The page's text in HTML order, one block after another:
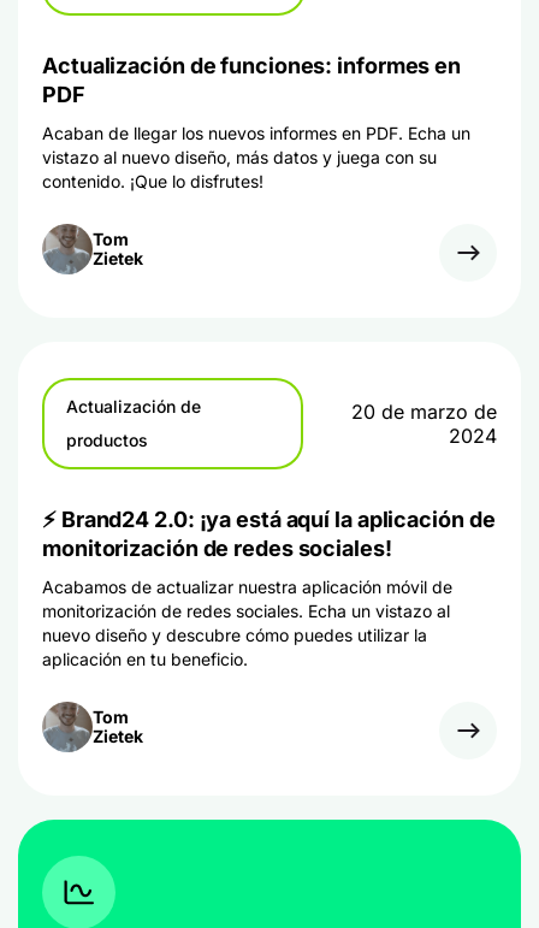
Actualización de funciones: informes en
PDF
Acaban de llegar los nuevos informes en PDF. Echa un
vistazo al nuevo diseño, más datos y juega con su
contenido. ¡Que lo disfrutes!
Tom
Zietek
Actualización de
productos
20 de marzo de
2024
⚡ Brand24 2.0: ¡ya está aquí la aplicación de
monitorización de redes sociales!
Acabamos de actualizar nuestra aplicación móvil de
monitorización de redes sociales. Echa un vistazo al
nuevo diseño y descubre cómo puedes utilizar la
aplicación en tu beneficio.
Tom
Zietek